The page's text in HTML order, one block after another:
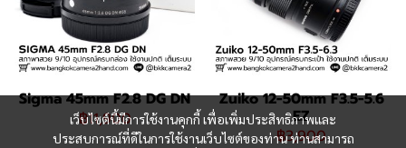
Sigma 45mm F2.8 DG DN
฿11,900
Zuiko 12-50mm F3.5-5.6
EZ
฿3,900
เว็บไซต์นี้มีการใช้งานคุกกี้ เพื่อเพิ่มประสิทธิภาพและ
ประสบการณ์ที่ดีในการใช้งานเว็บไซต์ของท่าน ท่านสามารถ